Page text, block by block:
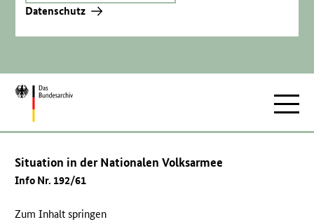
Datenschutz
Zur
Situation in der Nationalen Volksarmee
Info Nr. 192/61
Zum Inhalt springen